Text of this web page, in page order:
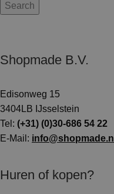
Search
Shopmade B.V.
Edisonweg 15
3404LB IJsselstein
Tel: (+31) (0)30-686 54 22
E-Mail: info@shopmade.nl
Huren of kopen?